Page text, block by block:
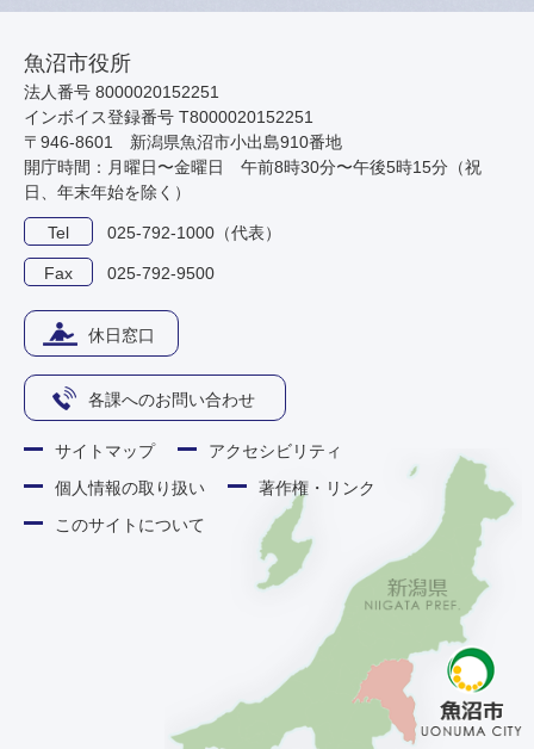
魚沼市役所
法人番号 8000020152251
インボイス登録番号 T8000020152251
〒946-8601 新潟県魚沼市小出島910番地
開庁時間：月曜日〜金曜日 午前8時30分〜午後5時15分（祝
日、年末年始を除く）
Tel 025-792-1000（代表）
Fax 025-792-9500
休日窓口
各課へのお問い合わせ
サイトマップ
アクセシビリティ
個人情報の取り扱い
著作権・リンク
このサイトについて